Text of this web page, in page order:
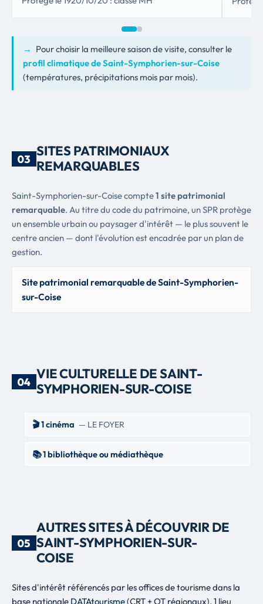
→ Pour choisir la meilleure saison de visite, consulter le
profil climatique de Saint-Symphorien-sur-Coise
(températures, précipitations mois par mois).
03
SITES PATRIMONIAUX
REMARQUABLES
Saint-Symphorien-sur-Coise compte1 site patrimonial
remarquable. Au titre du code du patrimoine, un SPR protège
un ensemble urbain ou paysager d'intérêt — le plus souvent le
centre ancien — dont l'évolution est encadrée par un plan de
gestion.
Site patrimonial remarquable de Saint-Symphorien-
sur-Coise
04
VIE CULTURELLE DE SAINT-
SYMPHORIEN-SUR-COISE
🎬 1 cinéma — LE FOYER
📚 1 bibliothèque ou médiathèque
05
AUTRES SITES À DÉCOUVRIR DE
SAINT-SYMPHORIEN-SUR-
COISE
Sites d'intérêt référencés par les offices de tourisme dans la
base nationale DATAtourisme(CRT + OT régionaux). 1 lieu